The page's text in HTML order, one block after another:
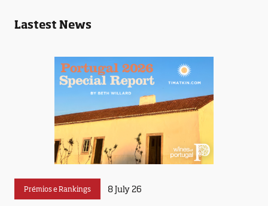
Lastest News
Prémios e Rankings 8 July 26